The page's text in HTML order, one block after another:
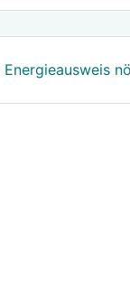
Energieausweis